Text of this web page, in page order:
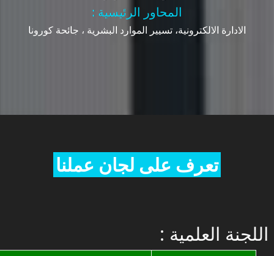
: المحاور الرئيسية
الادارة الالكترونية، تسيير الموارد البشرية ، جائحة كورونا
تعرف على لجان عملنا
: اللجنة العلمية